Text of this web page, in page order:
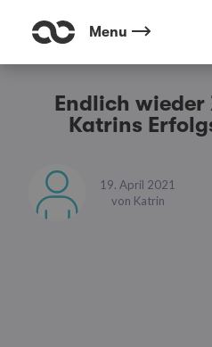
Menu
Endlich
Katrins
19. April 2021
von Katrin